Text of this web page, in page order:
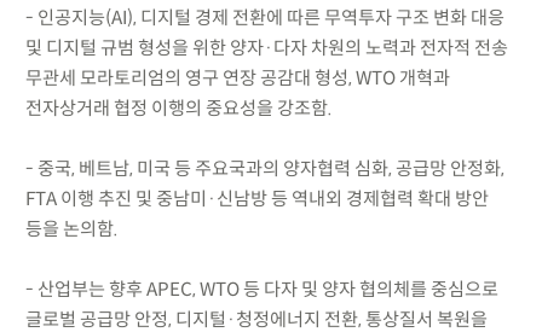
- 인공지능(AI), 디지털 경제 전환에 따른 무역투자 구조 변화 대응
및 디지털 규범 형성을 위한 양자·다자 차원의 노력과 전자적 전송
무관세 모라토리엄의 영구 연장 공감대 형성, WTO 개혁과
전자상거래 협정 이행의 중요성을 강조함.
- 중국, 베트남, 미국 등 주요국과의 양자협력 심화, 공급망 안정화,
FTA 이행 추진 및 중남미·신남방 등 역내외 경제협력 확대 방안
등을 논의함.
- 산업부는 향후 APEC, WTO 등 다자 및 양자 협의체를 중심으로
글로벌 공급망 안정, 디지털·청정에너지 전환, 통상질서 복원을